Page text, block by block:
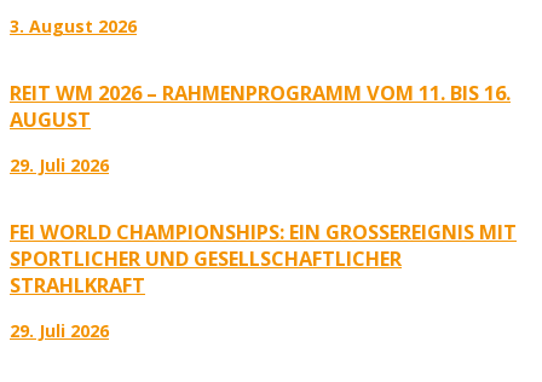
3. August 2026
REIT WM 2026 – RAHMENPROGRAMM VOM 11. BIS 16.
AUGUST
29. Juli 2026
FEI WORLD CHAMPIONSHIPS: EIN GROSSEREIGNIS MIT S
PORTLICHER UND GESELLSCHAFTLICHER S
TRAHLKRAFT
29. Juli 2026